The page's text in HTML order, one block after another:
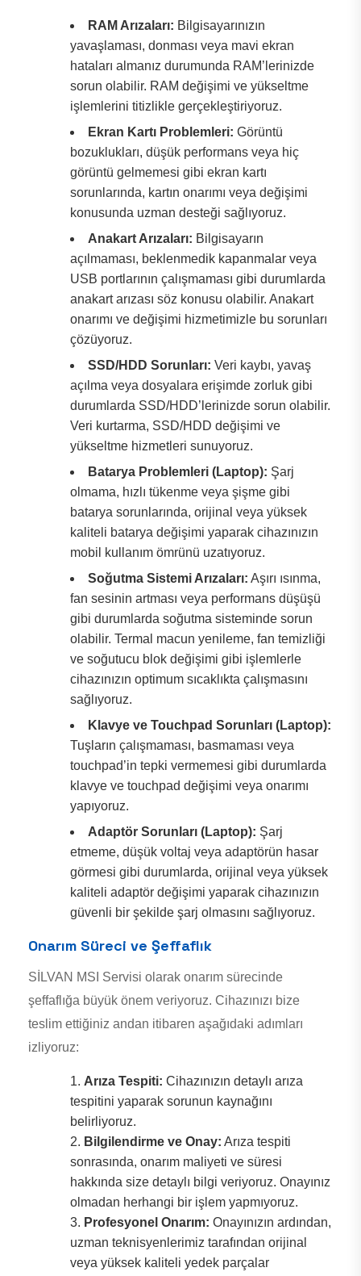
RAM Arızaları: Bilgisayarınızın
yavaşlaması, donması veya mavi ekran
hataları almanız durumunda RAM’lerinizde
sorun olabilir. RAM değişimi ve yükseltme
işlemlerini titizlikle gerçekleştiriyoruz.
Ekran Kartı Problemleri: Görüntü
bozuklukları, düşük performans veya hiç
görüntü gelmemesi gibi ekran kartı
sorunlarında, kartın onarımı veya değişimi
konusunda uzman desteği sağlıyoruz.
Anakart Arızaları: Bilgisayarın
açılmaması, beklenmedik kapanmalar veya
USB portlarının çalışmaması gibi durumlarda
anakart arızası söz konusu olabilir. Anakart
onarımı ve değişimi hizmetimizle bu sorunları
çözüyoruz.
SSD/HDD Sorunları: Veri kaybı, yavaş
açılma veya dosyalara erişimde zorluk gibi
durumlarda SSD/HDD’lerinizde sorun olabilir.
Veri kurtarma, SSD/HDD değişimi ve
yükseltme hizmetleri sunuyoruz.
Batarya Problemleri (Laptop): Şarj
olmama, hızlı tükenme veya şişme gibi
batarya sorunlarında, orijinal veya yüksek
kaliteli batarya değişimi yaparak cihazınızın
mobil kullanım ömrünü uzatıyoruz.
Soğutma Sistemi Arızaları: Aşırı ısınma,
fan sesinin artması veya performans düşüşü
gibi durumlarda soğutma sisteminde sorun
olabilir. Termal macun yenileme, fan temizliği
ve soğutucu blok değişimi gibi işlemlerle
cihazınızın optimum sıcaklıkta çalışmasını
sağlıyoruz.
Klavye ve Touchpad Sorunları (Laptop):
Tuşların çalışmaması, basmaması veya
touchpad’in tepki vermemesi gibi durumlarda
klavye ve touchpad değişimi veya onarımı
yapıyoruz.
Adaptör Sorunları (Laptop): Şarj
etmeme, düşük voltaj veya adaptörün hasar
görmesi gibi durumlarda, orijinal veya yüksek
kaliteli adaptör değişimi yaparak cihazınızın
güvenli bir şekilde şarj olmasını sağlıyoruz.
Onarım Süreci ve Şeffaflık
SİLVAN MSI Servisi olarak onarım sürecinde
şeffaflığa büyük önem veriyoruz. Cihazınızı bize
teslim ettiğiniz andan itibaren aşağıdaki adımları
izliyoruz:
Arıza Tespiti: Cihazınızın detaylı arıza
tespitini yaparak sorunun kaynağını
belirliyoruz.
Bilgilendirme ve Onay: Arıza tespiti
sonrasında, onarım maliyeti ve süresi
hakkında size detaylı bilgi veriyoruz. Onayınız
olmadan herhangi bir işlem yapmıyoruz.
Profesyonel Onarım: Onayınızın ardından,
uzman teknisyenlerimiz tarafından orijinal
veya yüksek kaliteli yedek parçalar